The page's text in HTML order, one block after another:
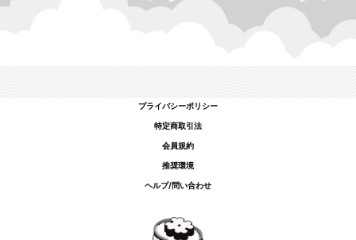
プライバシーポリシー
特定商取引法
会員規約
推奨環境
ヘルプ/問い合わせ